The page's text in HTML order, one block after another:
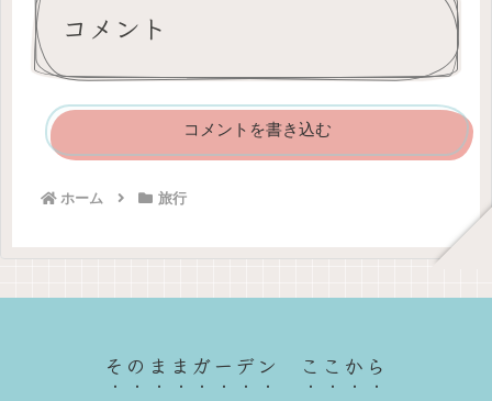
コメント
コメントを書き込む
ホーム 旅行
そのままガーデン ここから